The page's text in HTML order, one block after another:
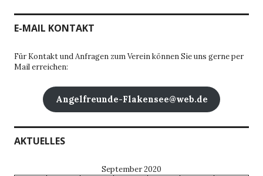
E-MAIL KONTAKT
Für Kontakt und Anfragen zum Verein können Sie uns gerne per
Mail erreichen:
Angelfreunde-Flakensee@web.de
AKTUELLES
September 2020